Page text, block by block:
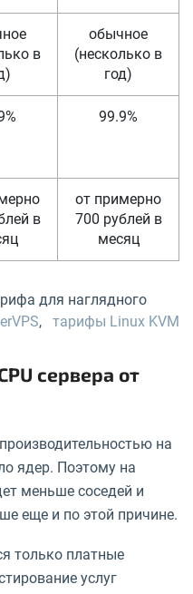
в
обычное
(несколько в
год)
99.9%
в
от примерно
700 рублей в
месяц
для наглядного
, тарифы Linux KVM
сервера от
на
ядер. Поэтому на
меньше соседей и
еще и по этой причине.
только платные
услуг